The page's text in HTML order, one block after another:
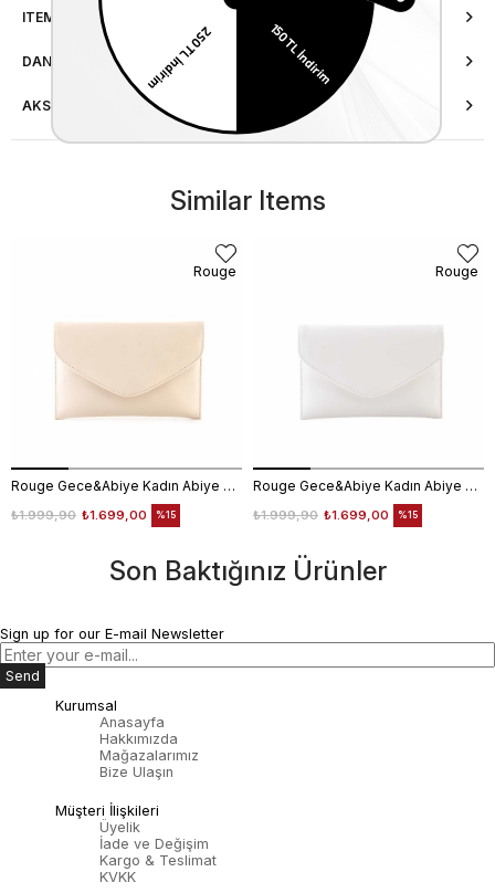
ITEM FEATURES
DANIŞMA HATTI
AKSESUAR ONARIMI
Similar Items
Rouge Gece&Abiye Kadın Abiye Çanta 401S
₺1.699,00
₺1.999,90 %15
Rouge
Rouge Gece&Abiye Kadın Abiye Çanta 401S
₺1.699,00
₺1.999,90 %15
Rouge
Son Baktığınız Ürünler
Sign up for our E-mail Newsletter
Send
Kurumsal
Anasayfa
Hakkımızda
Mağazalarımız
Bize Ulaşın
Müşteri İlişkileri
Üyelik
İade ve Değişim
Kargo & Teslimat
KVKK